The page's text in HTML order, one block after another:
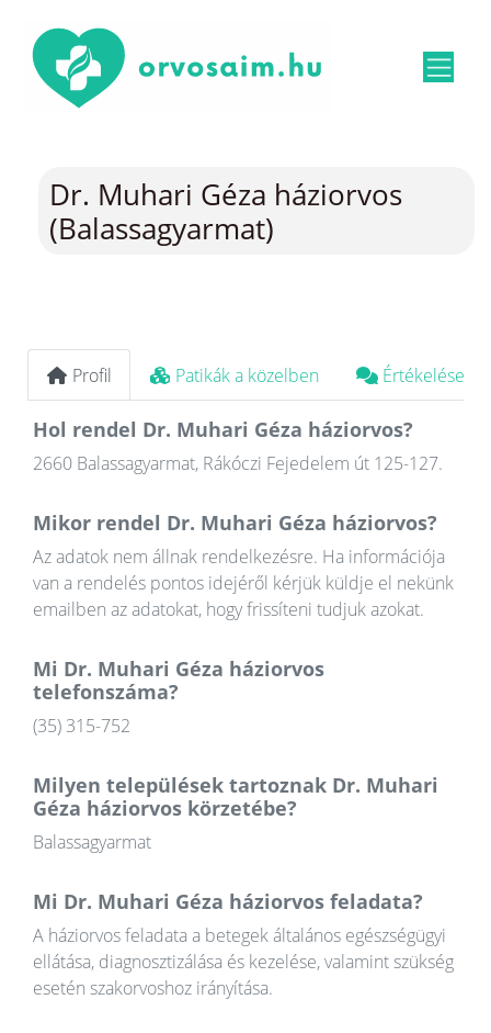
Dr. Muhari Géza háziorvos
(Balassagyarmat)
Profil Patikák a közelben Értékelések
Hol rendel Dr. Muhari Géza háziorvos?
2660 Balassagyarmat, Rákóczi Fejedelem út 125-127.
Mikor rendel Dr. Muhari Géza háziorvos?
Az adatok nem állnak rendelkezésre. Ha információja
van a rendelés pontos idejéről kérjük küldje el nekünk
emailben az adatokat, hogy frissíteni tudjuk azokat.
Mi Dr. Muhari Géza háziorvos
telefonszáma?
(35) 315-752
Milyen települések tartoznak Dr. Muhari
Géza háziorvos körzetébe?
Balassagyarmat
Mi Dr. Muhari Géza háziorvos feladata?
A háziorvos feladata a betegek általános egészségügyi
ellátása, diagnosztizálása és kezelése, valamint szükség
esetén szakorvoshoz irányítása.